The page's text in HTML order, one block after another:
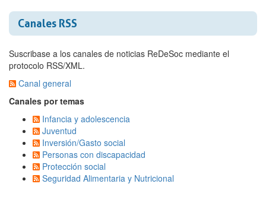
Canales RSS
Suscribase a los canales de noticias ReDeSoc mediante el
protocolo RSS/XML.
Canal general
Canales por temas
Infancia y adolescencia
Juventud
Inversión/Gasto social
Personas con discapacidad
Protección social
Seguridad Alimentaria y Nutricional